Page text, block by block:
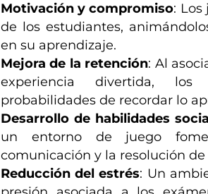
Motivación y compromiso:
de los estudiantes,
en su aprendizaje.
Mejora de la retención: Al
experiencia divertida,
probabilidades de recordar lo
Desarrollo de habilidades
un entorno de juego
comunicación y la resolución
Reducción del estrés: Un